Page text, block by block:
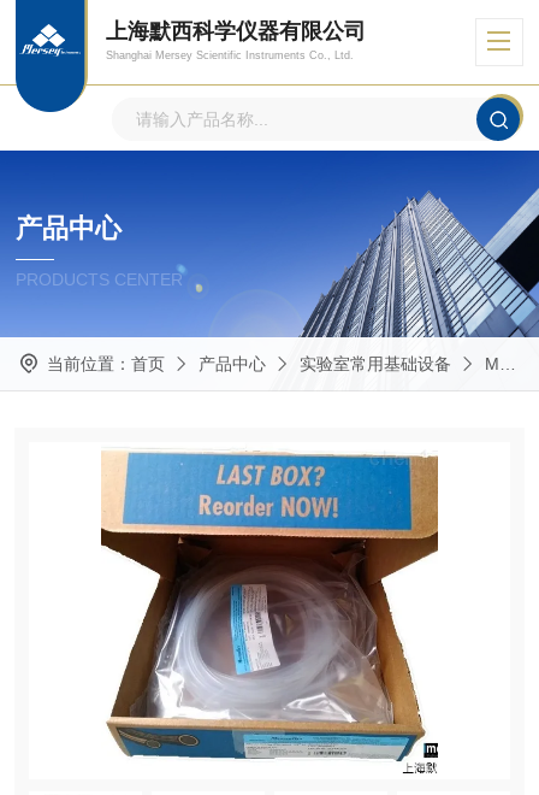
上海默西科学仪器有限公司
Shanghai Mersey Scientific Instruments Co., Ltd.
产品中心
PRODUCTS CENTER
当前位置： 首页 产品中心 实验室常用基础设备 Masterflex蠕动泵